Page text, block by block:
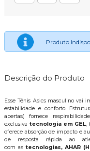
Produto
Descrição do Produto
Esse Tênis Asics masculino vai
estabilidade e conforto.
abertas) fornece
exclusiva tecnologia em GEL,
oferece absorção de impacto e
de resposta rápida ao
com as tecnologias, AHAR